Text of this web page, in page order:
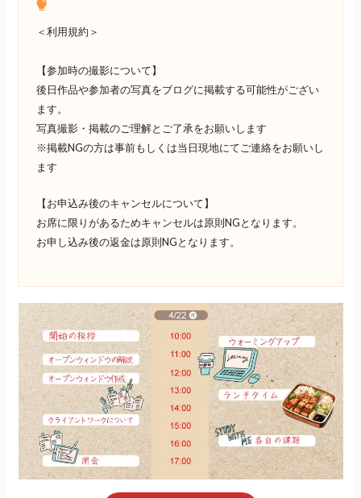
＜利用規約＞
【参加時の撮影について】
後日作品や参加者の写真をブログに掲載する可能性がござい
ます。
写真撮影・掲載のご理解とご了承をお願いします
※掲載NGの方は事前もしくは当日現地にてご連絡をお願いし
ます
【お申込み後のキャンセルについて】
お席に限りがあるためキャンセルは原則NGとなります。
お申し込み後の返金は原則NGとなります。